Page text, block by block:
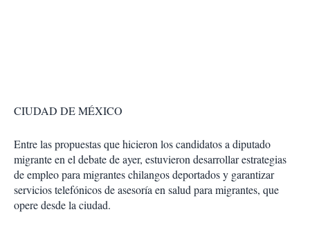
CIUDAD DE MÉXICO
Entre las propuestas que hicieron los candidatos a diputado
migrante en el debate de ayer, estuvieron desarrollar estrategias
de empleo para migrantes chilangos deportados y garantizar
servicios telefónicos de asesoría en salud para migrantes, que
opere desde la ciudad.